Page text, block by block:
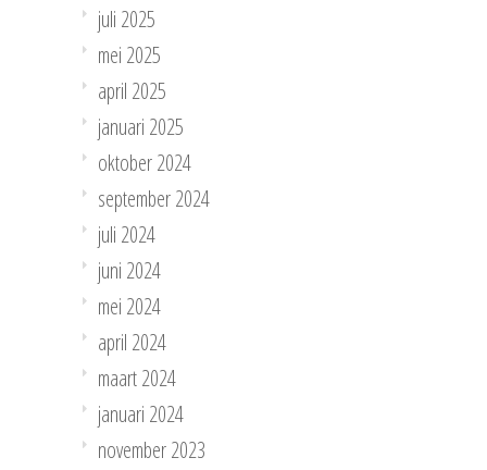
juli 2025
mei 2025
april 2025
januari 2025
oktober 2024
september 2024
juli 2024
juni 2024
mei 2024
april 2024
maart 2024
januari 2024
november 2023